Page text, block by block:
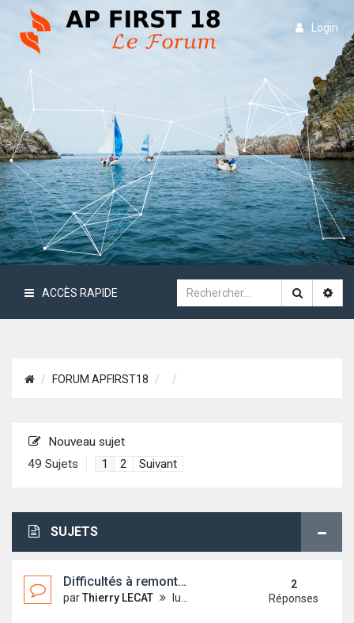
Login
ACCÈS RAPIDE
FORUM APFIRST18
Nouveau sujet
49 Sujets
1 2 Suivant
SUJETS
Difficultés à remonter la quille
parThierry LECAT lun. 16 août 2021 16:47
2
Réponses